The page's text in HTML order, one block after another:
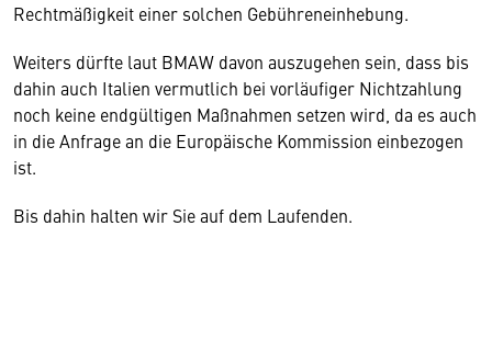
Rechtmäßigkeit einer solchen Gebühreneinhebung.
Weiters dürfte laut BMAW davon auszugehen sein, dass bis
dahin auch Italien vermutlich bei vorläufiger Nichtzahlung
noch keine endgültigen Maßnahmen setzen wird, da es auch
in die Anfrage an die Europäische Kommission einbezogen
ist.
Bis dahin halten wir Sie auf dem Laufenden.